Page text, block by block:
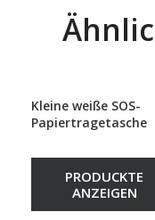
Kleine weiße SOS-
Papiertragetasche
PRODUCKTE
ANZEIGEN